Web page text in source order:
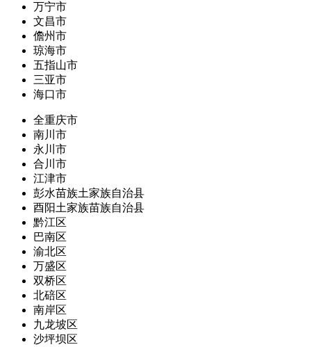
万宁市
文昌市
儋州市
琼海市
五指山市
三亚市
海口市
全重庆市
南川市
永川市
合川市
江津市
彭水苗族土家族自治县
酉阳土家族苗族自治县
黔江区
巴南区
渝北区
万盛区
双桥区
北碚区
南岸区
九龙坡区
沙坪坝区